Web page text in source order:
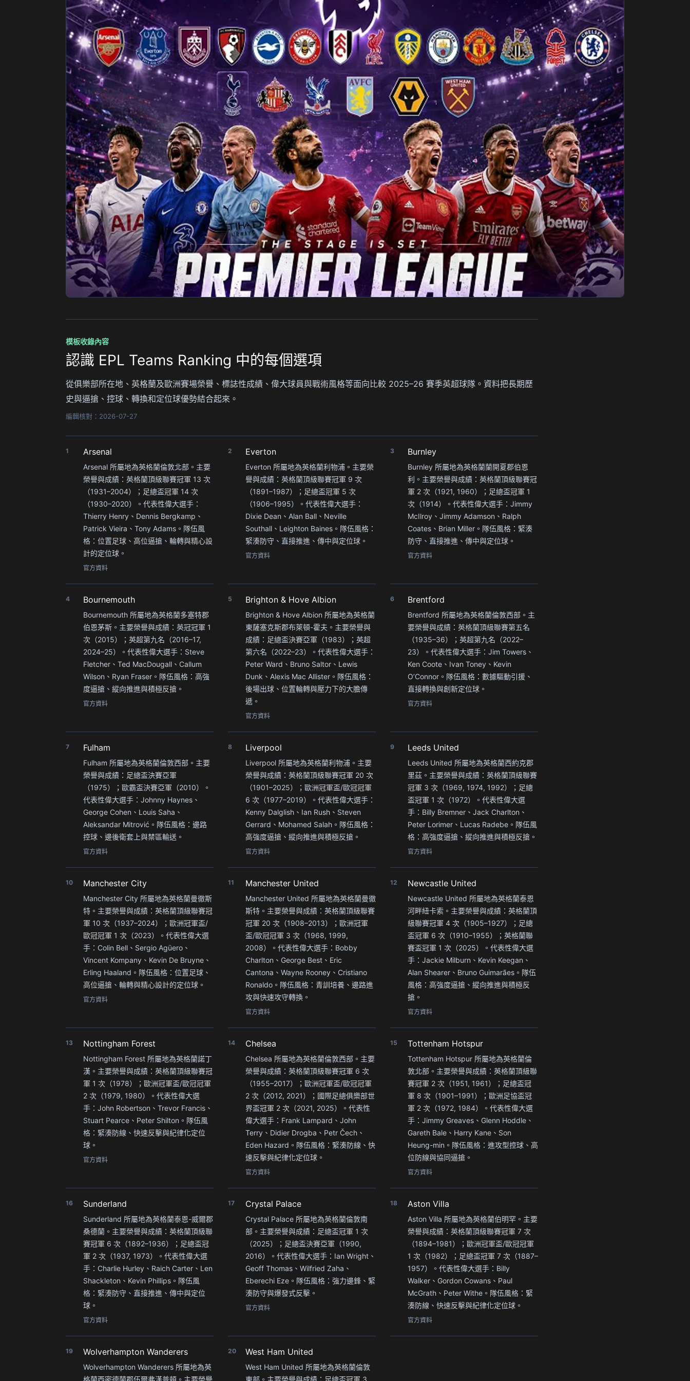
模板收錄內容
認識 EPL Teams Ranking 中的每個選項
從俱樂部所在地、英格蘭及歐洲賽場榮譽、標誌性成績、偉大球員與戰術風格等面向比較 2025–26 賽季英超球隊。資料把長期歷
史與逼搶、控球、轉換和定位球優勢結合起來。
編輯核對：2026-07-27
1 Arsenal
Arsenal 所屬地為英格蘭倫敦北部。主要
榮譽與成績：英格蘭頂級聯賽冠軍 13 次
（1931–2004）；足總盃冠軍 14 次
（1930–2020）。代表性偉大選手：
Thierry Henry、Dennis Bergkamp、
Patrick Vieira、Tony Adams。隊伍風
格：位置足球、高位逼搶、輪轉與精心設
計的定位球。
官方資料
2 Everton
Everton 所屬地為英格蘭利物浦。主要榮
譽與成績：英格蘭頂級聯賽冠軍 9 次
（1891–1987）；足總盃冠軍 5 次
（1906–1995）。代表性偉大選手：
Dixie Dean、Alan Ball、Neville
Southall、Leighton Baines。隊伍風格：
緊湊防守、直接推進、傳中與定位球。
官方資料
3 Burnley
Burnley 所屬地為英格蘭蘭開夏郡伯恩
利。主要榮譽與成績：英格蘭頂級聯賽冠
軍 2 次（1921, 1960）；足總盃冠軍 1
次（1914）。代表性偉大選手：Jimmy
McIlroy、Jimmy Adamson、Ralph
Coates、Brian Miller。隊伍風格：緊湊
防守、直接推進、傳中與定位球。
官方資料
4 Bournemouth
Bournemouth 所屬地為英格蘭多塞特郡
伯恩茅斯。主要榮譽與成績：英冠冠軍 1
次（2015）；英超第九名（2016–17,
2024–25）。代表性偉大選手：Steve
Fletcher、Ted MacDougall、Callum
Wilson、Ryan Fraser。隊伍風格：高強
度逼搶、縱向推進與積極反搶。
官方資料
5 Brighton & Hove Albion
Brighton & Hove Albion 所屬地為英格蘭
東薩塞克斯郡布萊頓-霍夫。主要榮譽與
成績：足總盃決賽亞軍（1983）；英超
第六名（2022–23）。代表性偉大選手：
Peter Ward、Bruno Saltor、Lewis
Dunk、Alexis Mac Allister。隊伍風格：
後場出球、位置輪轉與壓力下的大膽傳
遞。
官方資料
6 Brentford
Brentford 所屬地為英格蘭倫敦西部。主
要榮譽與成績：英格蘭頂級聯賽第五名
（1935–36）；英超第九名（2022–
23）。代表性偉大選手：Jim Towers、
Ken Coote、Ivan Toney、Kevin
O’Connor。隊伍風格：數據驅動引援、
直接轉換與創新定位球。
官方資料
7 Fulham
Fulham 所屬地為英格蘭倫敦西部。主要
榮譽與成績：足總盃決賽亞軍
（1975）；歐霸盃決賽亞軍（2010）。
代表性偉大選手：Johnny Haynes、
George Cohen、Louis Saha、
Aleksandar Mitrović。隊伍風格：邊路
控球、邊後衛套上與禁區輸送。
官方資料
8 Liverpool
Liverpool 所屬地為英格蘭利物浦。主要
榮譽與成績：英格蘭頂級聯賽冠軍 20 次
（1901–2025）；歐洲冠軍盃/歐冠冠軍
6 次（1977–2019）。代表性偉大選手：
Kenny Dalglish、Ian Rush、Steven
Gerrard、Mohamed Salah。隊伍風格：
高強度逼搶、縱向推進與積極反搶。
官方資料
9 Leeds United
Leeds United 所屬地為英格蘭西約克郡
里茲。主要榮譽與成績：英格蘭頂級聯賽
冠軍 3 次（1969, 1974, 1992）；足總
盃冠軍 1 次（1972）。代表性偉大選
手：Billy Bremner、Jack Charlton、
Peter Lorimer、Lucas Radebe。隊伍風
格：高強度逼搶、縱向推進與積極反搶。
官方資料
10 Manchester City
Manchester City 所屬地為英格蘭曼徹斯
特。主要榮譽與成績：英格蘭頂級聯賽冠
軍 10 次（1937–2024）；歐洲冠軍盃/
歐冠冠軍 1 次（2023）。代表性偉大選
手：Colin Bell、Sergio Agüero、
Vincent Kompany、Kevin De Bruyne、
Erling Haaland。隊伍風格：位置足球、
高位逼搶、輪轉與精心設計的定位球。
官方資料
11 Manchester United
Manchester United 所屬地為英格蘭曼徹
斯特。主要榮譽與成績：英格蘭頂級聯賽
冠軍 20 次（1908–2013）；歐洲冠軍
盃/歐冠冠軍 3 次（1968, 1999,
2008）。代表性偉大選手：Bobby
Charlton、George Best、Eric
Cantona、Wayne Rooney、Cristiano
Ronaldo。隊伍風格：青訓培養、邊路進
攻與快速攻守轉換。
官方資料
12 Newcastle United
Newcastle United 所屬地為英格蘭泰恩
河畔紐卡索。主要榮譽與成績：英格蘭頂
級聯賽冠軍 4 次（1905–1927）；足總
盃冠軍 6 次（1910–1955）；英格蘭聯
賽盃冠軍 1 次（2025）。代表性偉大選
手：Jackie Milburn、Kevin Keegan、
Alan Shearer、Bruno Guimarães。隊伍
風格：高強度逼搶、縱向推進與積極反
搶。
官方資料
13 Nottingham Forest
Nottingham Forest 所屬地為英格蘭諾丁
漢。主要榮譽與成績：英格蘭頂級聯賽冠
軍 1 次（1978）；歐洲冠軍盃/歐冠冠軍
2 次（1979, 1980）。代表性偉大選
手：John Robertson、Trevor Francis、
Stuart Pearce、Peter Shilton。隊伍風
格：緊湊防線、快速反擊與紀律化定位
球。
官方資料
14 Chelsea
Chelsea 所屬地為英格蘭倫敦西部。主要
榮譽與成績：英格蘭頂級聯賽冠軍 6 次
（1955–2017）；歐洲冠軍盃/歐冠冠軍
2 次（2012, 2021）；國際足總俱樂部世
界盃冠軍 2 次（2021, 2025）。代表性
偉大選手：Frank Lampard、John
Terry、Didier Drogba、Petr Čech、
Eden Hazard。隊伍風格：緊湊防線、快
速反擊與紀律化定位球。
官方資料
15 Tottenham Hotspur
Tottenham Hotspur 所屬地為英格蘭倫
敦北部。主要榮譽與成績：英格蘭頂級聯
賽冠軍 2 次（1951, 1961）；足總盃冠
軍 8 次（1901–1991）；歐洲足協盃冠
軍 2 次（1972, 1984）。代表性偉大選
手：Jimmy Greaves、Glenn Hoddle、
Gareth Bale、Harry Kane、Son
Heung-min。隊伍風格：進攻型控球、高
位防線與協同逼搶。
官方資料
16 Sunderland
Sunderland 所屬地為英格蘭泰恩-威爾郡
桑德蘭。主要榮譽與成績：英格蘭頂級聯
賽冠軍 6 次（1892–1936）；足總盃冠
軍 2 次（1937, 1973）。代表性偉大選
手：Charlie Hurley、Raich Carter、Len
Shackleton、Kevin Phillips。隊伍風
格：緊湊防守、直接推進、傳中與定位
球。
官方資料
17 Crystal Palace
Crystal Palace 所屬地為英格蘭倫敦南
部。主要榮譽與成績：足總盃冠軍 1 次
（2025）；足總盃決賽亞軍（1990,
2016）。代表性偉大選手：Ian Wright、
Geoff Thomas、Wilfried Zaha、
Eberechi Eze。隊伍風格：強力邊鋒、緊
湊防守與爆發式反擊。
官方資料
18 Aston Villa
Aston Villa 所屬地為英格蘭伯明罕。主要
榮譽與成績：英格蘭頂級聯賽冠軍 7 次
（1894–1981）；歐洲冠軍盃/歐冠冠軍
1 次（1982）；足總盃冠軍 7 次（1887–
1957）。代表性偉大選手：Billy
Walker、Gordon Cowans、Paul
McGrath、Peter Withe。隊伍風格：緊
湊防線、快速反擊與紀律化定位球。
官方資料
19 Wolverhampton Wanderers
Wolverhampton Wanderers 所屬地為英
格蘭西密德蘭郡伍爾弗漢普頓。主要榮譽
20 West Ham United
West Ham United 所屬地為英格蘭倫敦
東部。主要榮譽與成績：足總盃冠軍 3